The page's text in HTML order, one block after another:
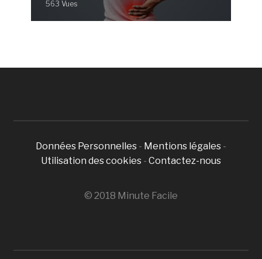
563 Vues
Données Personnelles - Mentions légales -
Utilisation des cookies - Contactez-nous
© 2018 Minute Facile